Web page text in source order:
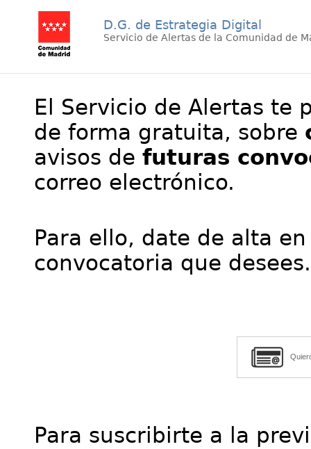
D.G. de Estrategia Digital
Servicio de Alertas de la Comunidad de
El Servicio de Alertas te
de forma gratuita, sobre
avisos de futuras
correo electrónico.
Para ello, date de alta
convocatoria que desees.
Para suscribirte a la